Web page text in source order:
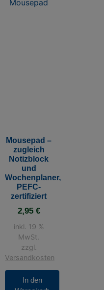
Mousepad –
zugleich
Notizblock
und
Wochenplaner,
PEFC-
zertifiziert
2,95 €
inkl. 19 %
MwSt.
zzgl.
Versandkosten
In den